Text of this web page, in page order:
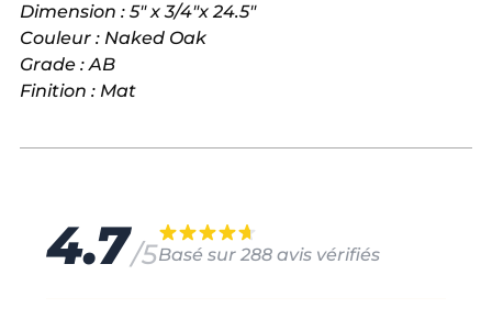
O
U
E
R
P
R
à
votre
panier
Dimension : 5" x 3/4"x 24.5"
Couleur : Naked Oak
Grade : AB
Finition : Mat
4.7/5Basé sur 288 avis vérifiés